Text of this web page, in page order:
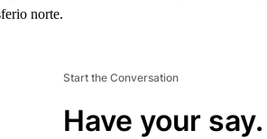
norte.
Start the Conversation
Have your say.